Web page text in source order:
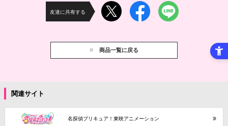
友達に共有する
商品一覧に戻る
関連サイト
名探偵プリキュア！東映アニメーション